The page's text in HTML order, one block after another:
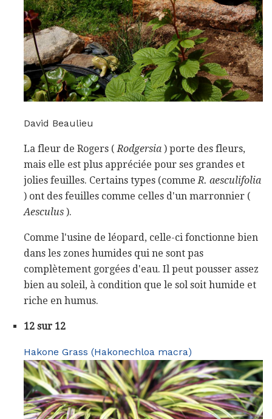
David Beaulieu
La fleur de Rogers ( Rodgersia ) porte des fleurs,
mais elle est plus appréciée pour ses grandes et
jolies feuilles. Certains types (comme R. aesculifolia
) ont des feuilles comme celles d'un marronnier (
Aesculus ).
Comme l'usine de léopard, celle-ci fonctionne bien
dans les zones humides qui ne sont pas
complètement gorgées d'eau. Il peut pousser assez
bien au soleil, à condition que le sol soit humide et
riche en humus.
12 sur 12
Hakone Grass (Hakonechloa macra)